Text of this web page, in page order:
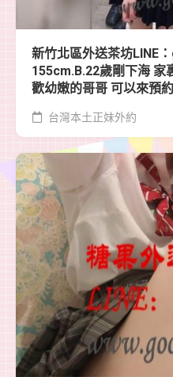
新竹北區外送茶坊LINE
155cm.B.22歲剛下海 家
歡幼嫩的哥哥 可以來預
台灣本土正妹外約